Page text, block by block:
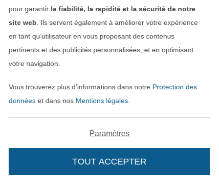
Excellente qualité de tissus ! Et livraison ultra
rapide !! Merci beaucoup
Voir tous les 11497 commentaires
Service
pour garantir la fiabilité, la rapidité et la sécurité de notre
site web . Ils servent également à améliorer votre expérience
en tant qu’utilisateur en vous proposant des contenus
pertinents et des publicités personnalisées, et en optimisant
votre navigation.
Vous trouverez plus d’informations dans notre Protection des
donnéeset dans nos Mentions légales.
Paramètres
TOUT ACCEPTER